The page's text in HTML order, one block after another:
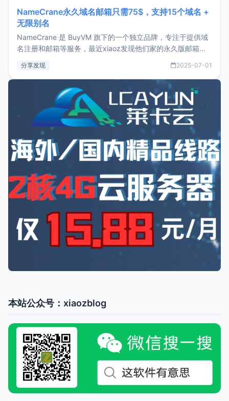
NameCrane永久域名邮箱只需75$，支持15个域名 +
无限别名
NameCrane 是 BuyVM 旗下的一个独立品牌，专注于提供域
名注册和邮箱等服务，最近xiaoz发现他们家的永久版邮箱服
又实惠的域名邮箱，不妨尝试一下 NameCrane。注册
NameCraneNameCrane不支持直接注册，必须要购买
分享发现 2025-07-01
本站公众号：xiaozblog